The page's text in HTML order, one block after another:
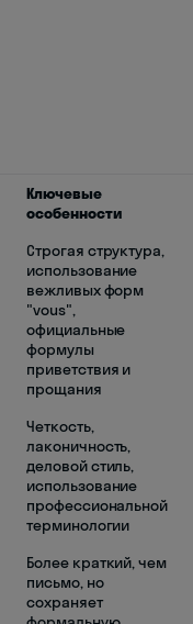
Ключевые
особенности
Строгая структура,
использование
вежливых форм
"vous",
официальные
формулы
приветствия и
прощания
Четкость,
лаконичность,
деловой стиль,
использование
профессиональной
терминологии
Более краткий, чем
письмо, но
сохраняет